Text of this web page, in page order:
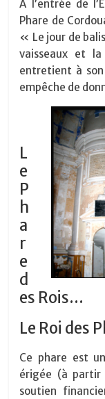
À l’entrée de
Phare de
« Le jour de
vaisseaux et
entretient à
empêche de
L
e
P
h
a
r
e
d
es Rois…
Le Roi des
Ce phare est
érigée (à partir
soutien